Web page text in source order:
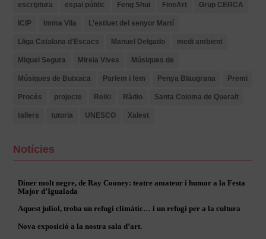
escriptura espai públic Feng Shui FineArt Grup CERCA
ICIP Imma Vila L'estiuet del senyor Martí
Lliga Catalana d'Escacs Manuel Delgado medi ambient
Miquel Segura Mireia Vives Músiques de
Músiques de Butxaca Parlem i fem Penya Blaugrana Premi
Procés projecte Reiki Ràdio Santa Coloma de Queralt
tallers tutoria UNESCO Xalest
Notícies
Diner molt negre, de Ray Cooney: teatre amateur i humor a la Festa
Major d’Igualada
Aquest juliol, troba un refugi climàtic… i un refugi per a la cultura
Nova exposició a la nostra sala d’art.